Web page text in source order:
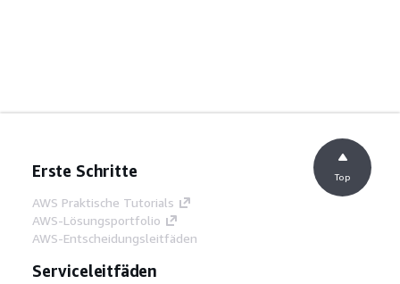
Erste Schritte
AWS Praktische Tutorials
AWS-Lösungsportfolio
AWS-Entscheidungsleitfäden
Serviceleitfäden
Top